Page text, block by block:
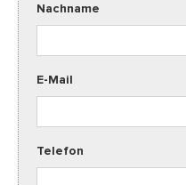
Nachname
E-Mail
Telefon